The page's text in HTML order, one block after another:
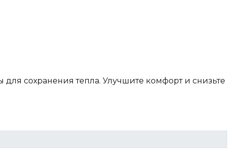
сохранения тепла. Улучшите комфорт и снизьте